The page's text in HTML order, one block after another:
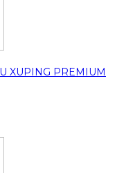
XUPING PREMIUM